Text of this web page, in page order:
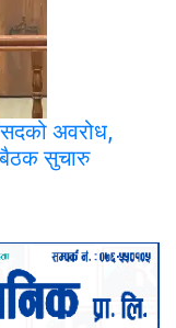
अवरोध,
बैठक सुचारु